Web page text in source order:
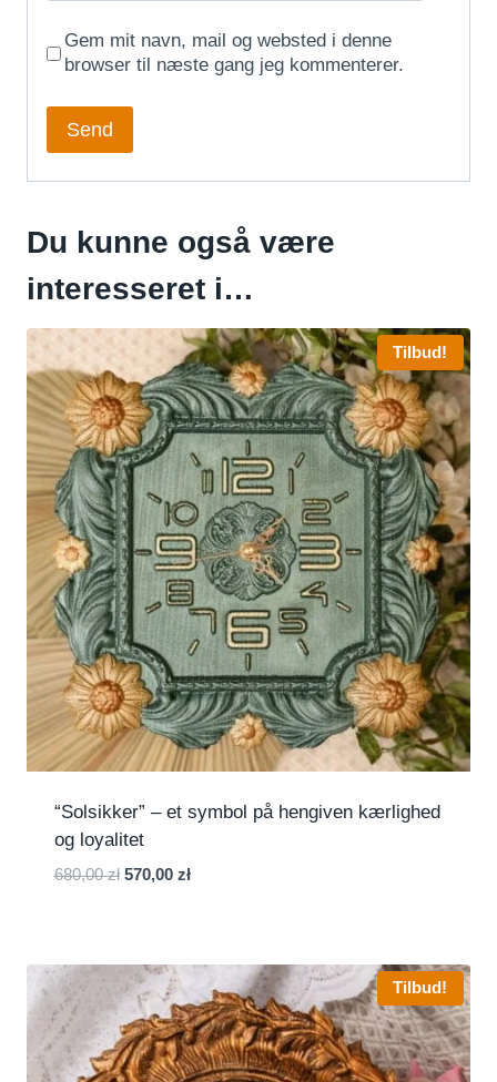
Gem mit navn, mail og websted i denne
browser til næste gang jeg kommenterer.
Du kunne også være
interesseret i…
Tilbud!
“Solsikker” – et symbol på hengiven kærlighed
og loyalitet
680,00zł Den
680,00 zł.
570,00 złDen
570,00 zł.
Tilbud!